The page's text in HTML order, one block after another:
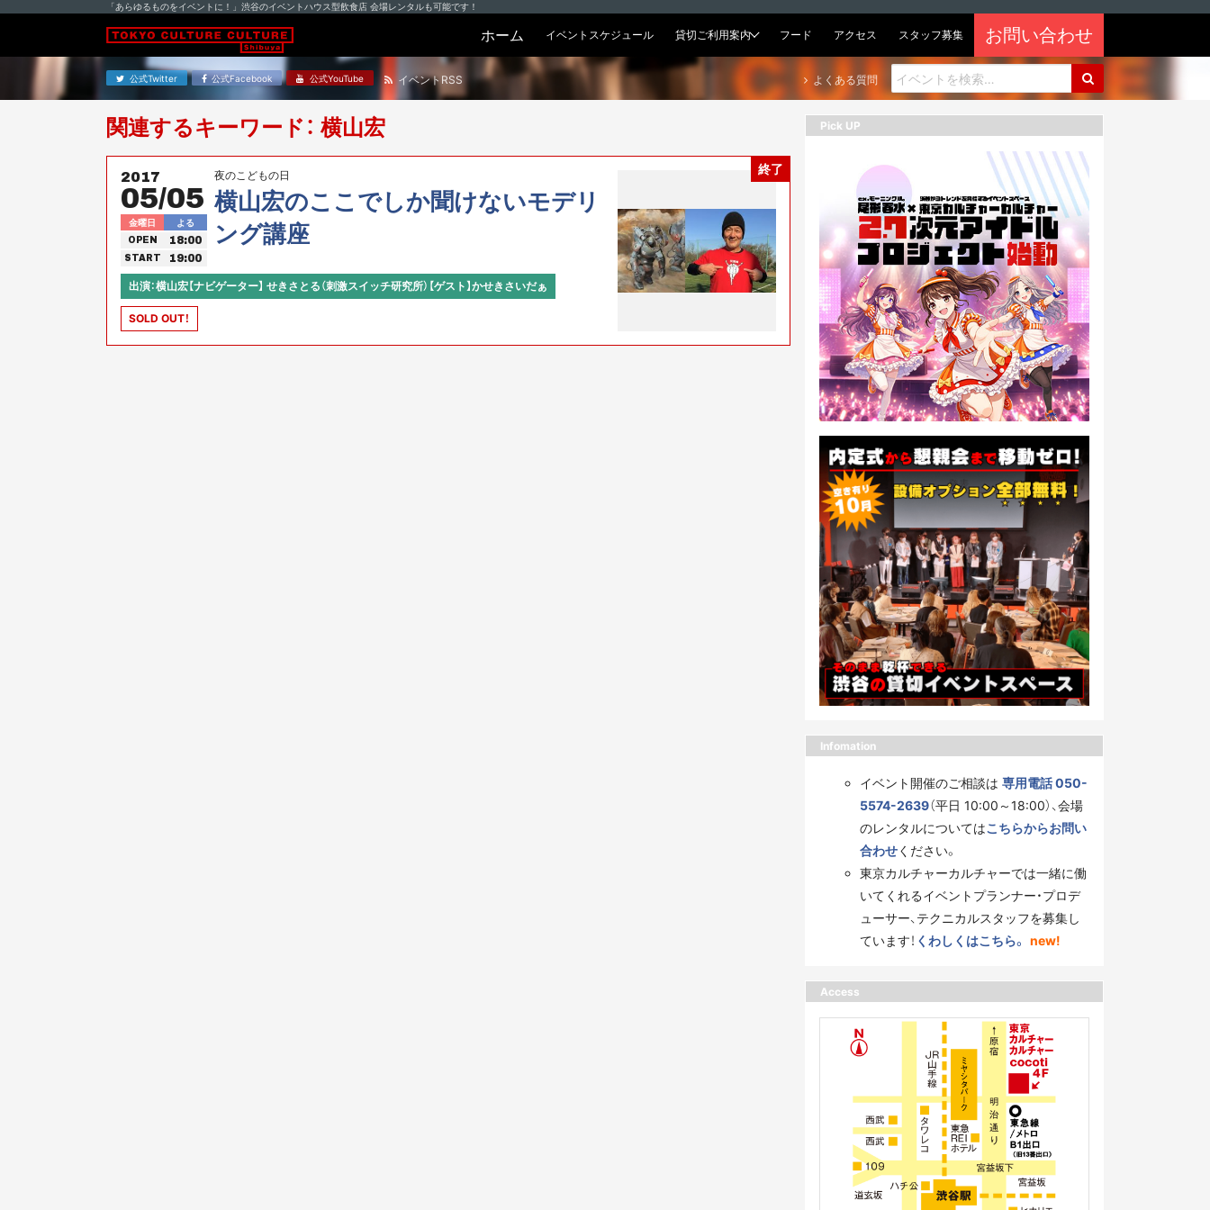
「あらゆるものをイベントに！」渋谷のイベントハウス型飲食店 会場レンタルも可能です！
ホーム イベントスケジュール 貸切ご利用案内 フード アクセス スタッフ募集 お問い合わせ
公式Twitter 公式Facebook 公式YouTube イベントRSS よくある質問
関連するキーワード： 横山宏
終了
2017
05/05
金曜日 よる
OPEN 18:00
START 19:00
夜のこどもの日
横山宏のここでしか聞けないモデリ
ング講座
出演：横山宏【ナビゲーター】 せきさとる（刺激スイッチ研究所）【ゲスト】かせきさいだぁ
SOLD OUT！
Pick UP
Infomation
イベント開催のご相談は 専用電話 050-
5574-2639（平日 10:00～18:00）、会場
のレンタルについてはこちらからお問い
合わせください。
東京カルチャーカルチャーでは一緒に働
いてくれるイベントプランナー・プロデ
ューサー、テクニカルスタッフを募集し
ています！ くわしくはこちら。 new!
Access